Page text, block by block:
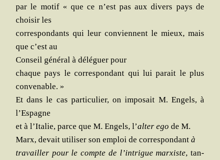
par le motif « que ce n’est pas aux divers pays de
choi­sir les
cor­res­pon­dants qui leur conviennent le mieux, mais
que c’est au
Conseil géné­ral à délé­guer pour
chaque pays le cor­res­pon­dant qui lui parait le plus
convenable. »
Et dans le cas par­ti­cu­lier, on impo­sait M. Engels, à
l’Espagne
et à l’I­ta­lie, parce que M. Engels, l’alter ego de M.
Marx, devait uti­li­ser son emploi de cor­res­pon­dant à
tra­vailler pour le compte de l’in­trigue mar­xiste, tan­